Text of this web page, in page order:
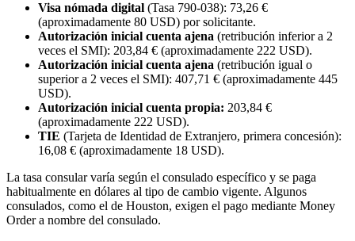
Visa nómada digital (Tasa 790-038): 73,26 €
(aproximadamente 80 USD) por solicitante.
Autorización inicial cuenta ajena (retribución inferior a 2
veces el SMI): 203,84 € (aproximadamente 222 USD).
Autorización inicial cuenta ajena (retribución igual o
superior a 2 veces el SMI): 407,71 € (aproximadamente 445
USD).
Autorización inicial cuenta propia: 203,84 €
(aproximadamente 222 USD).
TIE (Tarjeta de Identidad de Extranjero, primera concesión):
16,08 € (aproximadamente 18 USD).
La tasa consular varía según el consulado específico y se paga
habitualmente en dólares al tipo de cambio vigente. Algunos
consulados, como el de Houston, exigen el pago mediante Money
Order a nombre del consulado.